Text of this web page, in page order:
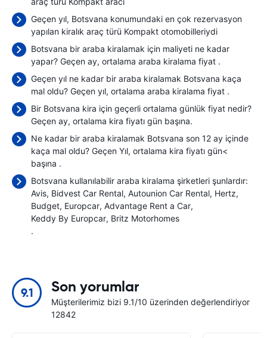
Geçen yıl, Botsvana konumundaki en çok rezervasyon
yapılan kiralık araç türü Kompakt otomobilleriydi
Botsvana bir araba kiralamak için maliyeti ne kadar
yapar? Geçen ay, ortalama araba kiralama fiyat .
Geçen yıl ne kadar bir araba kiralamak Botsvana kaça
mal oldu? Geçen yıl, ortalama araba kiralama fiyat .
Bir Botsvana kira için geçerli ortalama günlük fiyat nedir?
Geçen ay, ortalama kira fiyatı gün başına.
Ne kadar bir araba kiralamak Botsvana son 12 ay içinde
kaça mal oldu? Geçen Yıl, ortalama kira fiyatı gün<
başına .
Botsvana kullanılabilir araba kiralama şirketleri şunlardır:
Avis Bidvest Car Rental Autounion Car Rental Hertz
Budget Europcar Advantage Rent a Car
Keddy By Europcar Britz Motorhomes
.
9.1 Son yorumlar
Müşterilerimiz bizi 9.1/10 üzerinden değerlendiriyor
12842